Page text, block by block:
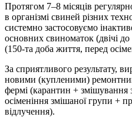
Протягом 7–8 місяців
в організмі свиней різних
системно застосовуємо
основних свиноматок (двічі
(150-та доба життя, перед
За сприятливого результату,
новими (купленими)
фермі (карантин +
осіменіння змішаної групи +
відлучення).